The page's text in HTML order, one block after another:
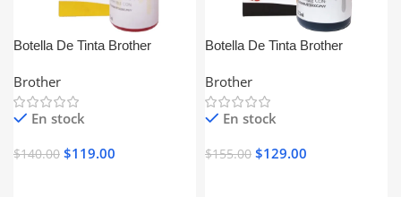
Botella De Tinta Brother
Brother
En stock
$140.00 $119.00
Botella De Tinta Brother
Brother
En stock
$155.00 $129.00